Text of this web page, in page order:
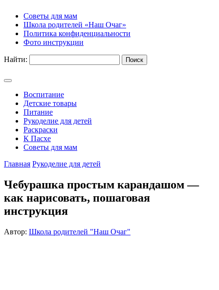
Советы для мам
Школа родителей «Наш Очаг»
Политика конфиденциальности
Фото инструкции
Найти:
Воспитание
Детские товары
Питание
Рукоделие для детей
Раскраски
К Пасхе
Советы для мам
Главная Рукоделие для детей
Чебурашка простым карандашом —
как нарисовать, пошаговая
инструкция
Автор: Школа родителей "Наш Очаг"